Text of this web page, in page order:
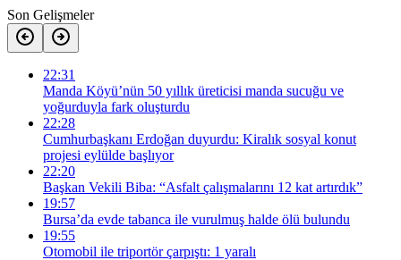
Son Gelişmeler
22:31
Manda Köyü’nün 50 yıllık üreticisi manda sucuğu ve
yoğurduyla fark oluşturdu
22:28
Cumhurbaşkanı Erdoğan duyurdu: Kiralık sosyal konut
projesi eylülde başlıyor
22:20
Başkan Vekili Biba: “Asfalt çalışmalarını 12 kat artırdık”
19:57
Bursa’da evde tabanca ile vurulmuş halde ölü bulundu
19:55
Otomobil ile triportör çarpıştı: 1 yaralı